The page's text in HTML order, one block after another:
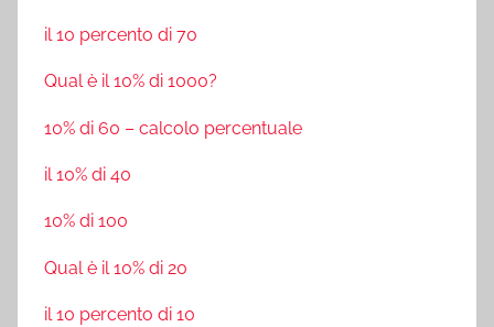
il 10 percento di 70
Qual è il 10% di 1000?
10% di 60 – calcolo percentuale
il 10% di 40
10% di 100
Qual è il 10% di 20
il 10 percento di 10